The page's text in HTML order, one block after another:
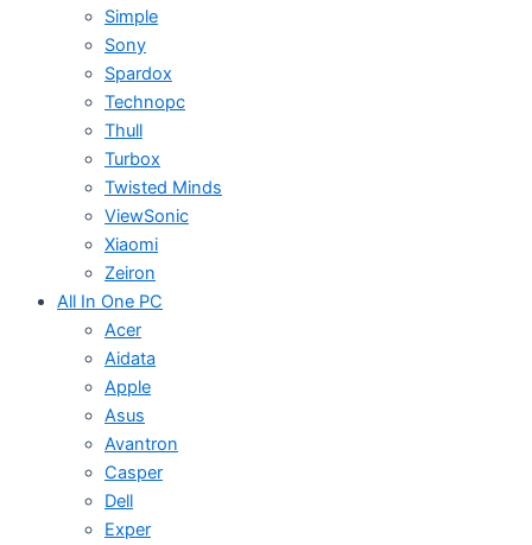
Simple
Sony
Spardox
Technopc
Thull
Turbox
Twisted Minds
ViewSonic
Xiaomi
Zeiron
All In One PC
Acer
Aidata
Apple
Asus
Avantron
Casper
Dell
Exper